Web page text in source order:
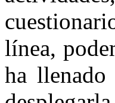
línea,
ha